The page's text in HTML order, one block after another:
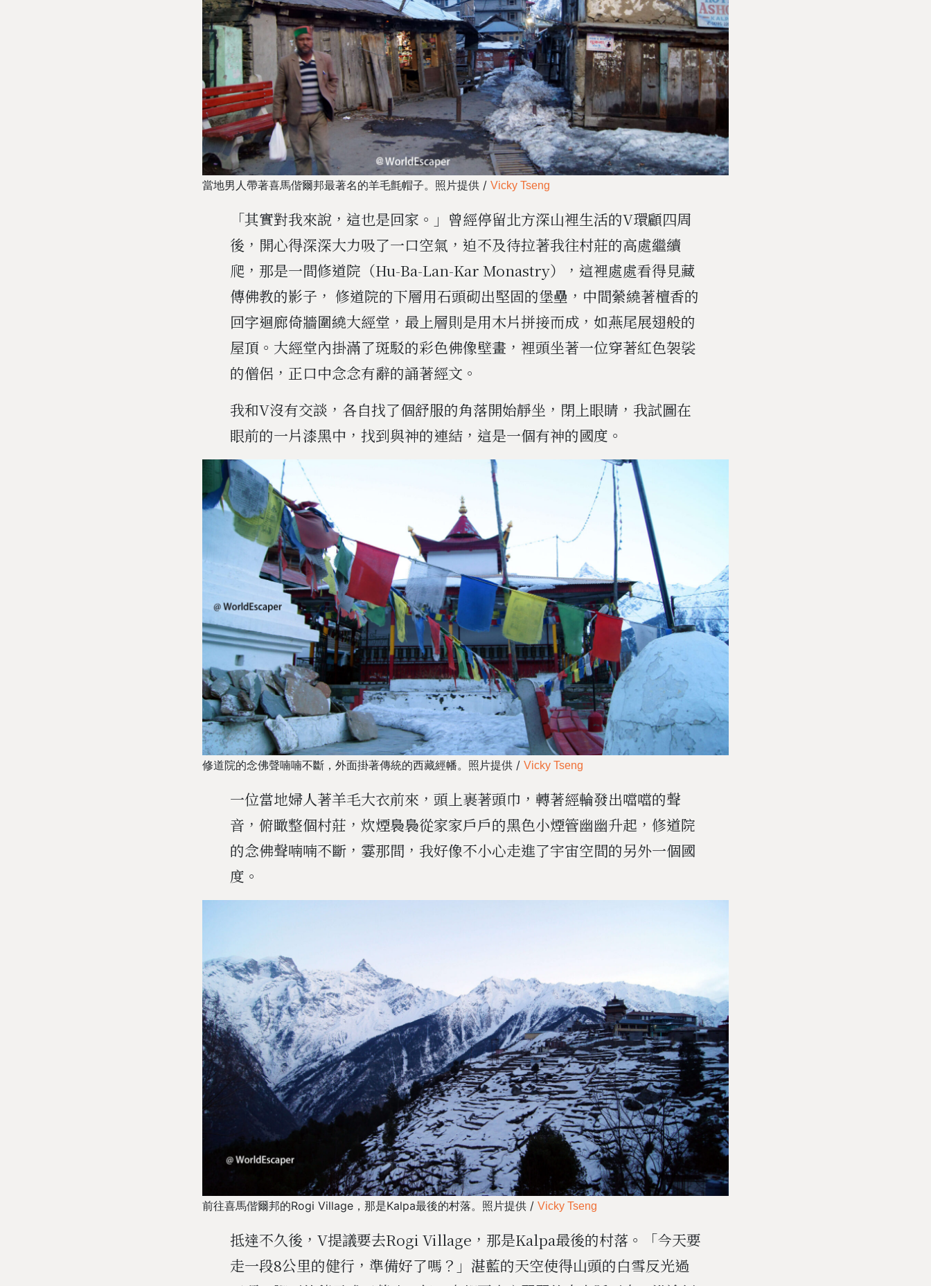
當地男人帶著喜馬偕爾邦最著名的羊毛氈帽子。照片提供 / Vicky Tseng
「其實對我來說，這也是回家。」曾經停留北方深山裡生活的V環顧四周
後，開心得深深大力吸了一口空氣，迫不及待拉著我往村莊的高處繼續
爬，那是一間修道院（Hu-Ba-Lan-Kar Monastry），這裡處處看得見藏
傳佛教的影子， 修道院的下層用石頭砌出堅固的堡壘，中間縈繞著檀香的
回字迴廊倚牆圍繞大經堂，最上層則是用木片拼接而成，如燕尾展翅般的
屋頂。大經堂內掛滿了斑駁的彩色佛像壁畫，裡頭坐著一位穿著紅色袈裟
的僧侶，正口中念念有辭的誦著經文。
我和V沒有交談，各自找了個舒服的角落開始靜坐，閉上眼睛，我試圖在
眼前的一片漆黑中，找到與神的連結，這是一個有神的國度。
修道院的念佛聲喃喃不斷， 外面掛著傳統的西藏經幡。照片提供 / Vicky Tseng
一位當地婦人著羊毛大衣前來，頭上裹著頭巾，轉著經輪發出噹噹的聲
音，俯瞰整個村莊，炊煙裊裊從家家戶戶的黑色小煙管幽幽升起，修道院
的念佛聲喃喃不斷，霎那間，我好像不小心走進了宇宙空間的另外一個國
度。
前往喜馬偕爾邦的Rogi Village，那是Kalpa最後的村落。照片提供 / Vicky Tseng
抵達不久後，V提議要去Rogi Village，那是Kalpa最後的村落。「今天要
走一段8公里的健行，準備好了嗎？」湛藍的天空使得山頭的白雪反光過